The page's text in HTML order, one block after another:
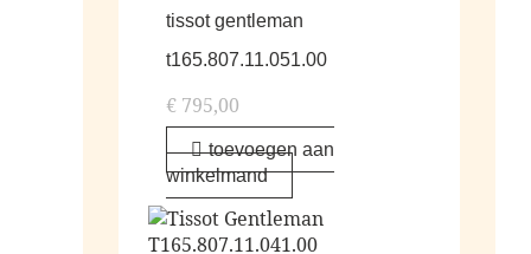
tissot gentleman
t165.807.11.051.00
€ 795,00
toevoegen aan
winkelmand